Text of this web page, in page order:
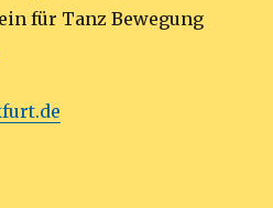
für Tanz Bewegung